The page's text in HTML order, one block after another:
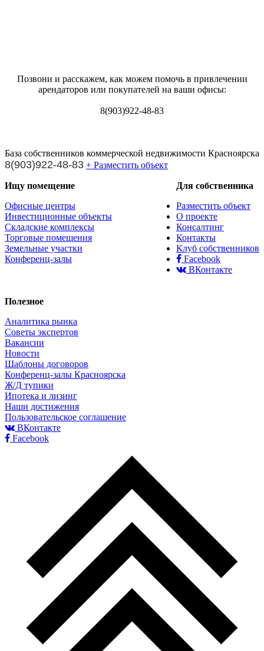
Позвони и расскажем, как можем помочь в привлечении
арендаторов или покупателей на ваши офисы:
8(903)922-48-83
База собственников коммерческой недвижимости Красноярска
8(903)922-48-83 + Разместить объект
Ищу помещение
Офисные центры
Инвестиционные объекты
Складские комплексы
Торговые помещения
Земельные участки
Конференц-залы
Для собственника
Разместить объект
О проекте
Консалтинг
Контакты
Клуб собственников
Facebook
ВКонтакте
Полезное
Аналитика рынка
Советы экспертов
Вакансии
Новости
Шаблоны договоров
Конференц-залы Красноярска
Ж/Д тупики
Ипотека и лизинг
Наши достижения
Пользовательское соглашение
ВКонтакте
Facebook